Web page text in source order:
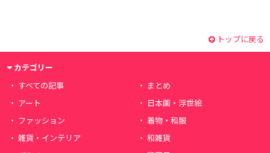
トップに戻る
カテゴリー
すべての記事
まとめ
アート
日本画・浮世絵
ファッション
着物・和服
雑貨・インテリア
和雑貨